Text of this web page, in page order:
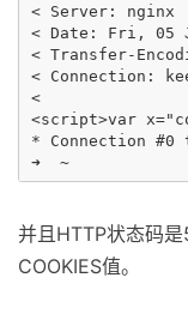
< Server: nginx
< Date: Fri, 05
< Transfer-
< Connection:
<
<script>var
* Connection
并且HTTP状态码
COOKIES值。